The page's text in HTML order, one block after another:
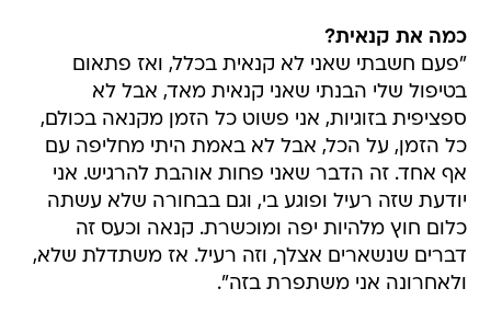
כמה את קנאית?
"פעם חשבתי שאני לא קנאית בכלל, ואז פתאום
בטיפול שלי הבנתי שאני קנאית מאד, אבל לא
ספציפית בזוגיות, אני פשוט כל הזמן מקנאה בכולם,
כל הזמן, על הכל, אבל לא באמת היתי מחליפה עם
אף אחד. זה הדבר שאני פחות אוהבת להרגיש. אני
יודעת שזה רעיל ופוגע בי, וגם בבחורה שלא עשתה
כלום חוץ מלהיות יפה ומוכשרת. קנאה וכעס זה
דברים שנשארים אצלך, וזה רעיל. אז משתדלת שלא,
ולאחרונה אני משתפרת בזה".